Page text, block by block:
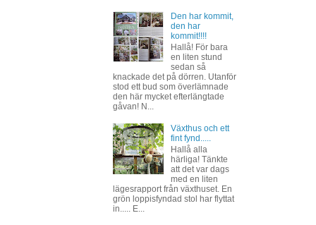
Den har kommit,
den har
kommit!!!!
Hallå! För bara
en liten stund
sedan så
knackade det på dörren. Utanför
stod ett bud som överlämnade
den här mycket efterlängtade
gåvan! N...
Växthus och ett
fint fynd.....
Hallå alla
härliga! Tänkte
att det var dags
med en liten
lägesrapport från växthuset. En
grön loppisfyndad stol har flyttat
in..... E...